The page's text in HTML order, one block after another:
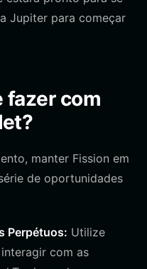
Jupiter para começar
fazer com
manter Fission em
de oportunidades
Perpétuos: Utilize
com as